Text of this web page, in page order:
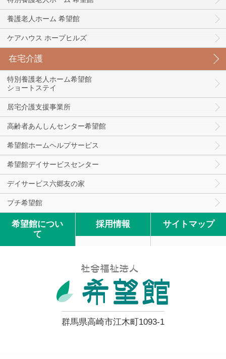
群馬県高崎市江木町1093-1
養護老人ホーム 希望館
ケアハウス ホープヒルズ
在宅介護
特別養護老人ホーム希望館
ショートステイ
居宅介護支援事業所
高齢者あんしんセンター希望館
希望館ホームヘルプサービス
希望館デイサービスセンター
デイサービス六郷友の家
プチ希望館
希望館につい
て
採用情報 サイトマップ